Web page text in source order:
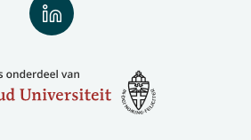
Volg
LinkedIn